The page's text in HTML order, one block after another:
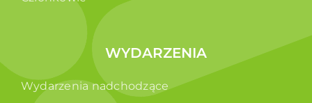
WYDARZENIA
Wydarzenia nadchodzące